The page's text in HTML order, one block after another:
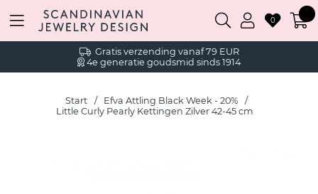
Gratis verzending vanaf 79 EUR
4e generatie goudsmid sinds 1914
0
Start
Efva Attling Black Week - 20%
Little Curly Pearly Kettingen Zilver 42-45 cm